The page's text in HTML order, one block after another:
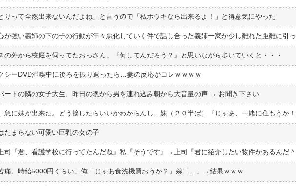
りって全然出来ないんだよね」と言うので「私ホウキなら出来るよ！」と得意気にやった
の外から校庭を伺ってたおっさん。『何してんだろう？』と思いながら歩いていくと・・・
シーDVD満喫中に後ろを振り返ったら…妻の反応がコレｗｗｗｗ
ートの隣の女子大生、昨日の晩から男を連れ込み朝から大音量の声 → お聞き下さい
たまらない可愛い巨乳の女の子
痛、時給5000円くらい」俺「じゃあ食洗機買おうか？」嫁「…」→結果ｗｗｗ